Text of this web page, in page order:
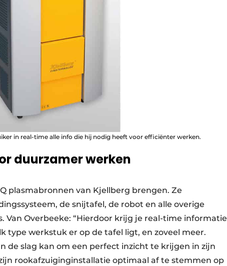
in real-time alle info die hij nodig heeft voor efficiënter werken.
duurzamer werken
plasmabronnen van Kjellberg brengen. Ze
de snijtafel, de robot en alle overige
Overbeeke: “Hierdoor krijg je real-time informatie
type werkstuk er op de tafel ligt, en zoveel meer.
de slag kan om een perfect inzicht te krijgen in zijn
rookafzuiginginstallatie optimaal af te stemmen op